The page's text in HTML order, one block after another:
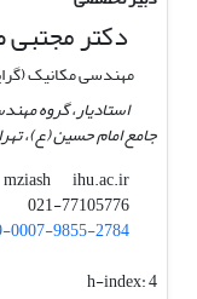
دکتر
مهندسی مکانیک
استادیار، گروه
جامع امام حسین (ع)،
mziash
ihu.ac.ir
021-77105776
0007-9855-2784
h-index:4